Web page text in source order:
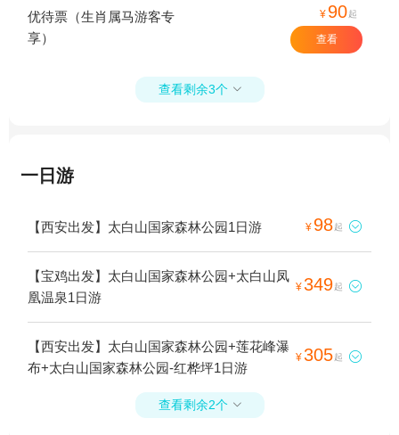
优待票（生肖属马游客专
享）
¥ 90起
查看
查看剩余3个 
一日游
【西安出发】太白山国家森林公园1日游 ¥ 98起 
【宝鸡出发】太白山国家森林公园+太白山凤
凰温泉1日游
¥349起 
【西安出发】太白山国家森林公园+莲花峰瀑
布+太白山国家森林公园-红桦坪1日游
¥305起 
查看剩余2个 